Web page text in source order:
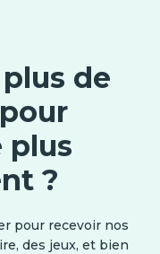
de
plus
?
pour recevoir nos
des jeux, et bien